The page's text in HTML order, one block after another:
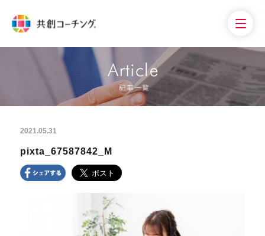
2021.05.31
pixta_67587842_M